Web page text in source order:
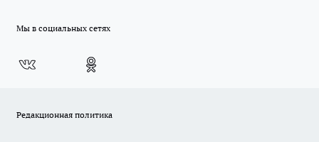
Мы в социальных сетях
Редакционная политика